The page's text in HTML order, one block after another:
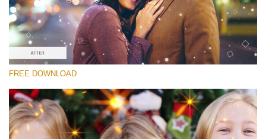
Скачать Бесплатно
FREE DOWNLOAD